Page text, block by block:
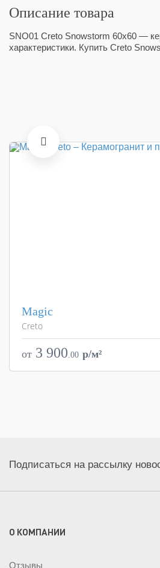
Описание товара
SNO01 Creto Snowstorm 60x60 —
характеристики. Купить Creto
Magic
Creto
Цвета
от 3 900 00 p/м²
Подписаться на рассылку
О КОМПАНИИ
Отзывы